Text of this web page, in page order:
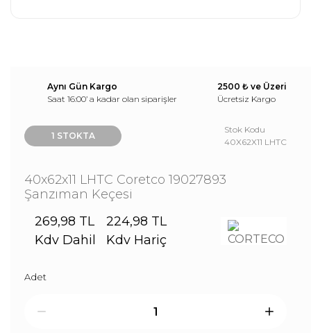
Aynı Gün Kargo
Saat 16:00’ a kadar olan siparişler
2500 ₺ ve Üzeri
Ücretsiz Kargo
1 STOKTA
Stok Kodu
40X62X11 LHTC
40x62x11 LHTC Coretco 19027893
Şanzıman Keçesi
269,98 TL
Kdv Dahil
224,98 TL
Kdv Hariç
Adet